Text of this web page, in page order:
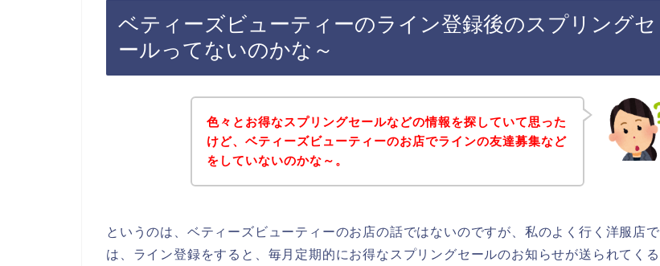
ベティーズビューティーのライン登録後のスプリングセ
ールってないのかな～
色々とお得なスプリングセールなどの情報を探していて思った
けど、ベティーズビューティーのお店でラインの友達募集など
をしていないのかな～。
というのは、ベティーズビューティーのお店の話ではないのですが、私のよく行く洋服店で
は、ライン登録をすると、毎月定期的にお得なスプリングセールのお知らせが送られてくる